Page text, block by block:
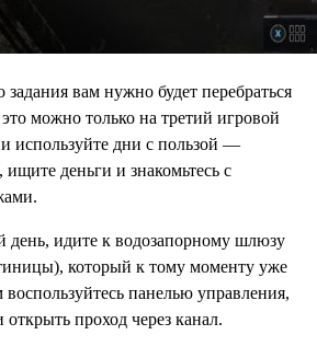
вам нужно будет перебраться
это можно только на третий игровой
используйте дни с пользой —
деньги и знакомьтесь с
день, идите к водозапорному шлюзу
который к тому моменту уже
панелью управления,
проход через канал.